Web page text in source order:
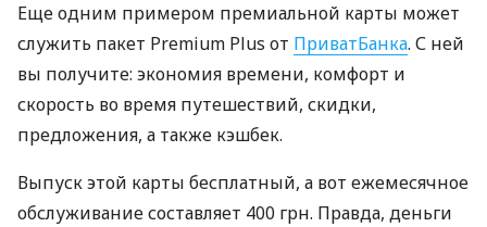
Еще одним примером премиальной карты может
служить пакет Premium Plus от ПриватБанка. С ней
вы получите: экономия времени, комфорт и
скорость во время путешествий, скидки,
предложения, а также кэшбек.
Выпуск этой карты бесплатный, а вот ежемесячное
обслуживание составляет 400 грн. Правда, деньги